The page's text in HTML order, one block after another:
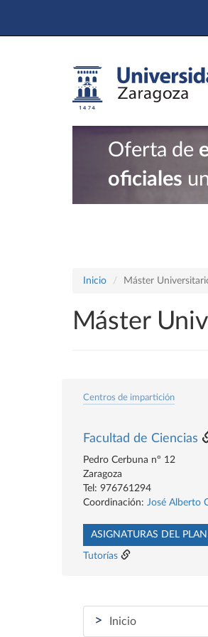
Oferta de
oficiales
Inicio Máster
Máster
Centros de impartición
Facultad de Ciencias
Pedro Cerbuna nº 12
Zaragoza
Tel: 976761294
Coordinación: José Alberto
ASIGNATURAS DEL
Tutorías
> Inicio